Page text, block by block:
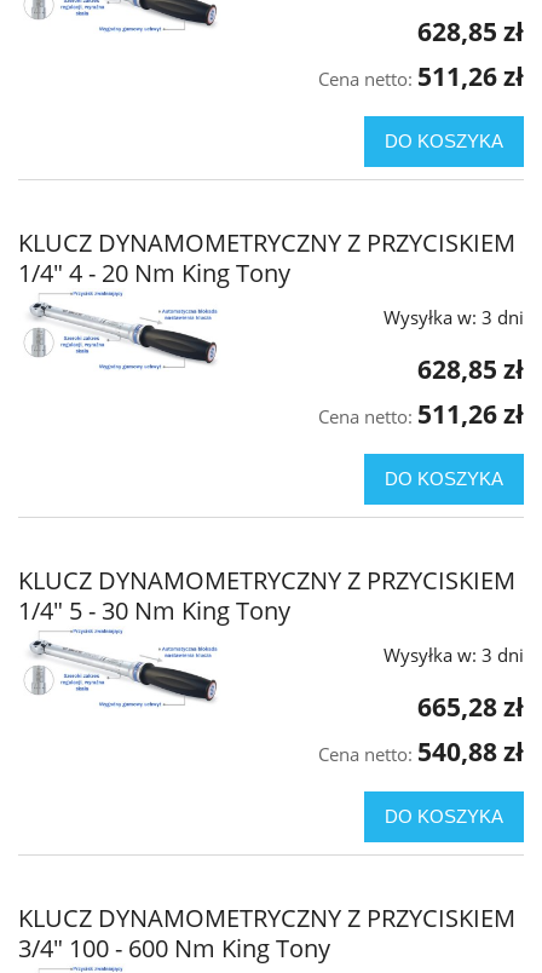
628,85 zł
Cena netto: 511,26 zł
DO KOSZYKA
KLUCZ DYNAMOMETRYCZNY Z PRZYCISKIEM
1/4" 4 - 20 Nm King Tony
Wysyłka w: 3 dni
628,85 zł
Cena netto: 511,26 zł
DO KOSZYKA
KLUCZ DYNAMOMETRYCZNY Z PRZYCISKIEM
1/4" 5 - 30 Nm King Tony
Wysyłka w: 3 dni
665,28 zł
Cena netto: 540,88 zł
DO KOSZYKA
KLUCZ DYNAMOMETRYCZNY Z PRZYCISKIEM
3/4" 100 - 600 Nm King Tony